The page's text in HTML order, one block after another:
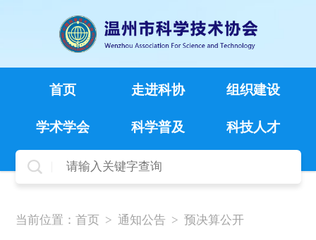
首页 走进科协 组织建设
学术学会 科学普及 科技人才
当前位置： 首页 > 通知公告 > 预决算公开